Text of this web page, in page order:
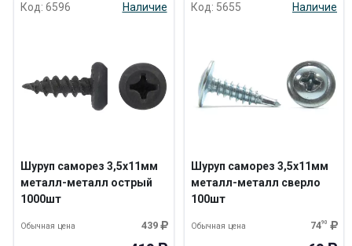
Код: 6596 Наличие
Шуруп саморез 3,5х11мм
металл-металл острый
1000шт
439
Обычная цена
Код: 5655 Наличие
Шуруп саморез 3,5х11мм
металл-металл сверло
100шт
7490
Обычная цена